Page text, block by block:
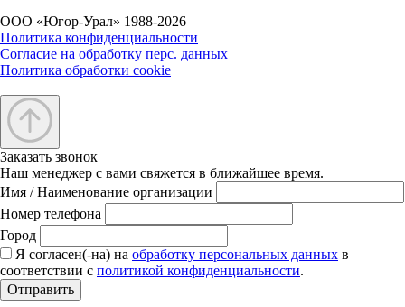
ООО «Югор-Урал» 1988-2026
Политика конфиденциальности
Согласие на обработку перс. данных
Политика обработки cookie
Заказать звонок
Наш менеджер с вами свяжется в ближайшее время.
Имя / Наименование организации
Номер телефона
Город
Я согласен(-на) на обработку персональных данных в
соответствии с политикой конфиденциальности.
Отправить